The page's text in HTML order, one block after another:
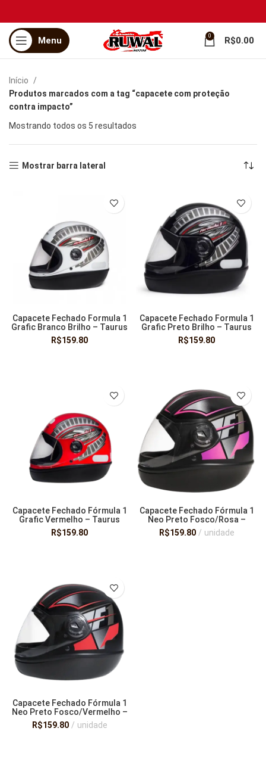
Menu 0 R$0.00
Início
Produtos marcados com a tag “capacete com proteção
contra impacto”
Mostrando todos os 5 resultados
Mostrar barra lateral
Capacete Fechado Formula 1
Grafic Branco Brilho – Taurus
R$159.80
Capacete Fechado Formula 1
Grafic Preto Brilho – Taurus
San Marino
R$159.80
Capacete Fechado Fórmula 1
Grafic Vermelho – Taurus
R$159.80
Capacete Fechado Fórmula 1
Neo Preto Fosco/Rosa –
Taurus San Marino
R$159.80 unidade
Capacete Fechado Fórmula 1
Neo Preto Fosco/Vermelho –
Taurus San Marino
R$159.80 unidade